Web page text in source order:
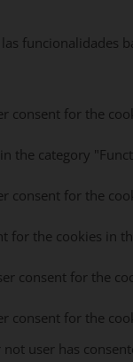
funcionalidades
consent for the
the category
consent for the
for the cookies in
consent for the
consent for the
user has